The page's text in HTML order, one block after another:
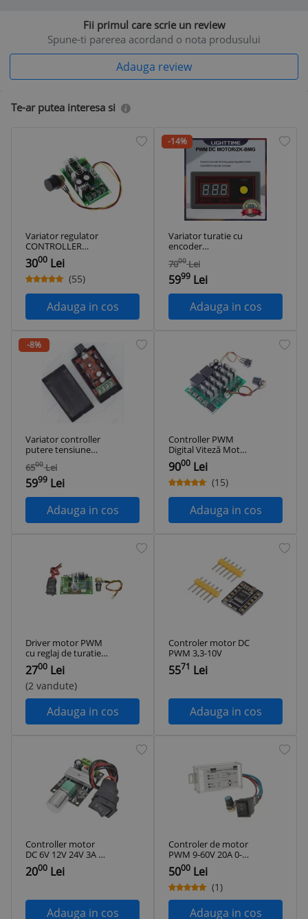
Fii primul care scrie un review
Spune-ti parerea acordand o nota produsului
Adauga review
Te-ar putea interesa si
Variator regulator
CONTROLLER
TURATIE motor DC
12V 24V 60V PWM
curent continuu
3000 Lei
(55)
Adauga in cos
-14%
Variator turatie cu
encoder
programabil PWM
ZK-BMG motor 9 -
60V 20A
7000 Lei
5999 Lei
Adauga in cos
-8%
Variator controller
putere tensiune
turatie motor PWM
9-50 V / 40 A
6500 Lei
5999 Lei
Adauga in cos
Controller PWM
Digital Viteză Motor
DC 60A 100A 12V-
55V | Regulator
Turație Motor DC și
HHO Generator
9000 Lei
(15)
Adauga in cos
Driver motor PWM
cu reglaj de turatie
si sens OKY3496-6-1
2700 Lei
(2 vandute)
Adauga in cos
Controler motor DC
PWM 3,3-10V
5571 Lei
Adauga in cos
Controller motor
DC 6V 12V 24V 3A –
Variator PWM cu
buton schimbare
2000 Lei
Adauga in cos
Controler de motor
PWM 9-60V 20A 0-
1200W OKN515-16
5000 Lei
(1)
Adauga in cos